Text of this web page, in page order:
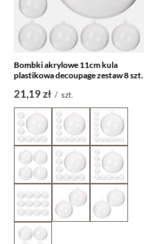
Bombki akrylowe 11cm kula
plastikowa decoupage zestaw 8 szt.
21,19 zł / szt.